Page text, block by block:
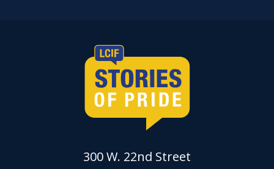
300 W. 22nd Street